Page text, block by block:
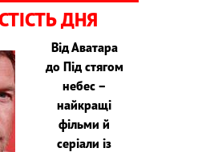
ДНЯ
Від Аватара
до Під стягом
небес –
найкращі
фільми й
серіали із